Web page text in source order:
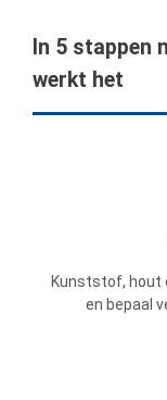
In 5 stappen
werkt het
Kunststof, hout
en bepaal